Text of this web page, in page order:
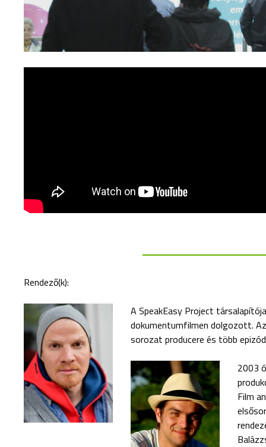
Rendező(k):
A SpeakEasy Project
dokumentumfilmen dolgozott.
sorozat producere és több
2003
Film